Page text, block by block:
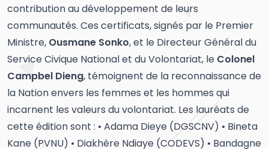
contribution au développement de leurs
communautés. Ces certificats, signés par le Premier
Ministre, Ousmane Sonko, et le Directeur Général du
Service Civique National et du Volontariat, le Colonel
Campbel Dieng, témoignent de la reconnaissance de
la Nation envers les femmes et les hommes qui
incarnent les valeurs du volontariat. Les lauréats de
cette édition sont : • Adama Dieye (DGSCNV) • Bineta
Kane (PVNU) • Diakhère Ndiaye (CODEVS) • Bandagne